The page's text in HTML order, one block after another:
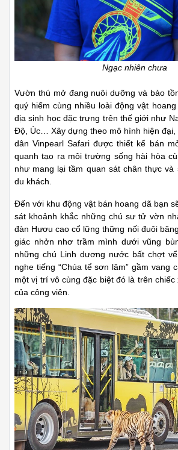
Ngạc nhiên chưa
Vườn thú mở đang nuôi dưỡng và bảo
quý hiếm cùng nhiều loài động vật
địa sinh học đặc trưng trên thế giới như
Độ, Úc… Xây dựng theo mô hình hiện đại,
dân Vinpearl Safari được thiết kế bán
quanh tạo ra môi trường sống hài hòa
như mang lại tầm quan sát chân thực và
du khách.
Đến với khu động vật bán hoang dã bạn
sát khoảnh khắc những chú sư tử vờn
đàn Hươu cao cổ lững thững nối đuôi
giác nhởn nhơ trầm mình dưới vũng
những chú Linh dương nước bất chợt
nghe tiếng “Chúa tể sơn lâm” gầm vang
một vị trí vô cùng đặc biệt đó là trên chiếc
của công viên.